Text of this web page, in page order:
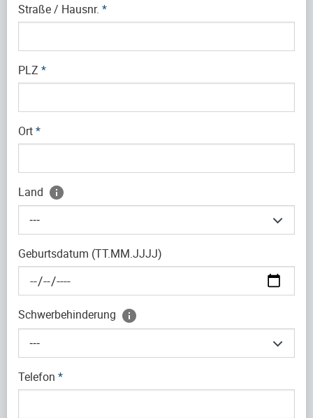
Straße / Hausnr. *
PLZ *
Ort*
Land
---
Geburtsdatum (TT.MM.JJJJ)
Schwerbehinderung
---
Telefon *